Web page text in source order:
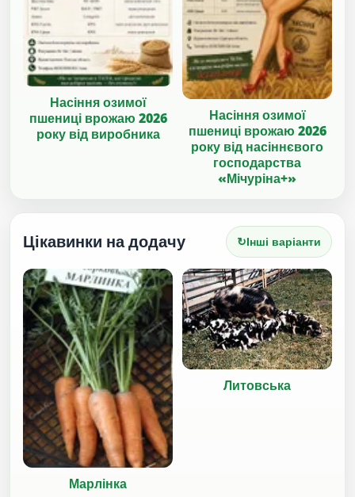
Насіння озимої
пшениці врожаю 2026
року від виробника
Насіння озимої
пшениці врожаю 2026
року від насіннєвого
господарства
«Мічуріна+»
Цікавинки на додачу ↻Інші варіанти
Марлінка
Литовська